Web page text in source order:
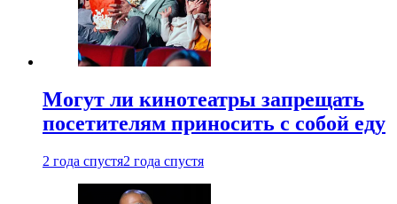
Могут ли кинотеатры запрещать
посетителям приносить с собой еду
2 года спустя2 года спустя